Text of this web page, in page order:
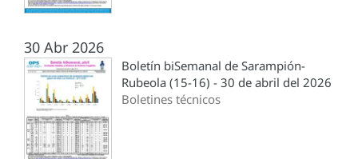
30 Abr 2026
Boletín biSemanal de Sarampión-
Rubeola (15-16) - 30 de abril del 2026
Boletines técnicos